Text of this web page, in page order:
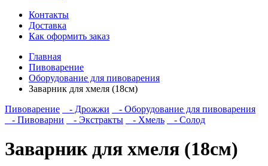
Контакты
Доставка
Как оформить заказ
Главная
Пивоварение
Оборудование для пивоварения
Заварник для хмеля (18см)
Пивоварение
- Дрожжи
- Оборудование для пивоварения
- Пивоварни
- Экстракты - Хмель - Солод
Заварник для хмеля (18см)